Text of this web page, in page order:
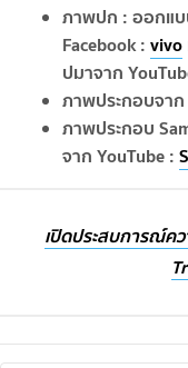
ภาพปก : ออกแบ
Facebook :vivo
ปมาจาก
ภาพประกอบจาก
ภาพประกอบ
จาก YouTube :
เปิดประสบการณ์ค